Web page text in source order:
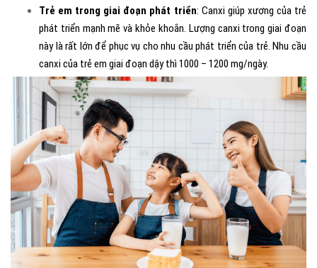
Trẻ em trong giai đoạn phát triển: Canxi giúp xương của trẻ
phát triển mạnh mẽ và khỏe khoắn. Lượng canxi trong giai đoạn
này là rất lớn để phục vụ cho nhu cầu phát triển của trẻ. Nhu cầu
canxi của trẻ em giai đoạn dậy thì 1000 – 1200 mg/ngày.